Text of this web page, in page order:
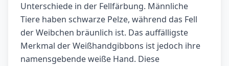
Unterschiede in der Fellfärbung. Männliche
Tiere haben schwarze Pelze, während das Fell
der Weibchen bräunlich ist. Das auffälligste
Merkmal der Weißhandgibbons ist jedoch ihre
namensgebende weiße Hand. Diese